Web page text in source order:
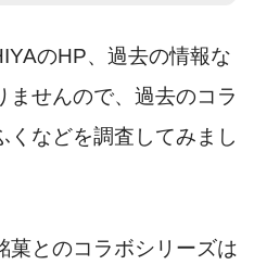
のHP、過去の情報な
ませんので、過去のコラ
くなどを調査してみまし
菓とのコラボシリーズは